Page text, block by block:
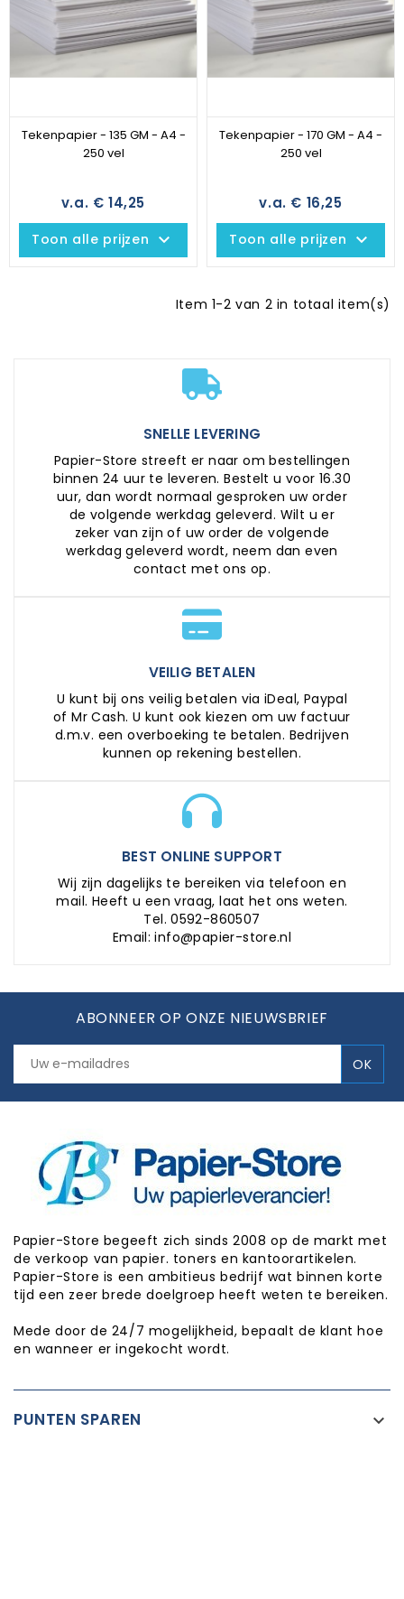
Tekenpapier - 135 GM - A4 -
250 vel
v.a. € 14,25
Toon alle prijzen keyboard_arrow_down
Tekenpapier - 170 GM - A4 -
250 vel
v.a. € 16,25
Toon alle prijzen keyboard_arrow_down
Item 1-2 van 2 in totaal item(s)
SNELLE LEVERING
Papier-Store streeft er naar om bestellingen
binnen 24 uur te leveren. Bestelt u voor 16.30
uur, dan wordt normaal gesproken uw order
de volgende werkdag geleverd. Wilt u er
zeker van zijn of uw order de volgende
werkdag geleverd wordt, neem dan even
contact met ons op.
VEILIG BETALEN
U kunt bij ons veilig betalen via iDeal, Paypal
of Mr Cash. U kunt ook kiezen om uw factuur
d.m.v. een overboeking te betalen. Bedrijven
kunnen op rekening bestellen.
BEST ONLINE SUPPORT
Wij zijn dagelijks te bereiken via telefoon en
mail. Heeft u een vraag, laat het ons weten.
Tel. 0592-860507
Email: info@papier-store.nl
ABONNEER OP ONZE NIEUWSBRIEF
Papier-Store begeeft zich sinds 2008 op de markt met
de verkoop van papier. toners en kantoorartikelen.
Papier-Store is een ambitieus bedrijf wat binnen korte
tijd een zeer brede doelgroep heeft weten te bereiken.
Mede door de 24/7 mogelijkheid, bepaalt de klant hoe
en wanneer er ingekocht wordt.
PUNTEN SPAREN
